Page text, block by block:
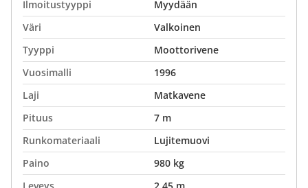
Ilmoitustyyppi
Myydään
Väri
Valkoinen
Tyyppi
Moottorivene
Vuosimalli
1996
Laji
Matkavene
Pituus
7 m
Runkomateriaali
Lujitemuovi
Paino
980 kg